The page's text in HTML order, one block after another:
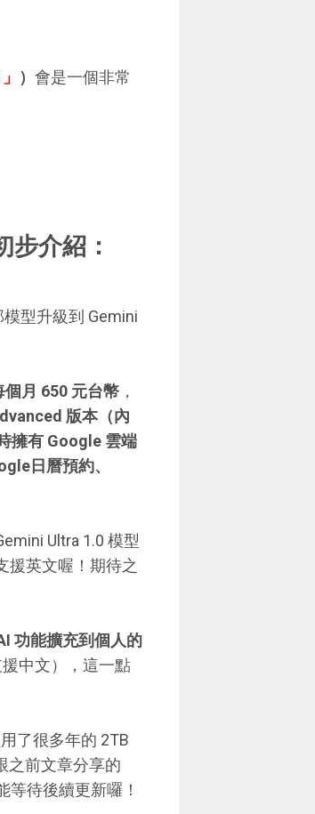
） 會是一個非常
步介紹：
型升級到 Gemini
月 650 元台幣 ，
版本（內
擁有 Google 雲端
日曆預約、
Ultra 1.0 模型
援英文喔！期待之
功能擴充到個人的
中文），這一點
了很多年的 2TB
之前文章分享的
待後續更新囉！